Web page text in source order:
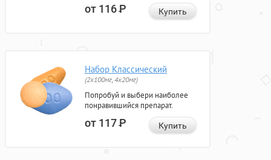
от 116Р Купить
Набор Классический
(2x100мг, 4x20мг)
Попробуй и выбери наиболее
понравившийся препарат.
от 117Р Купить